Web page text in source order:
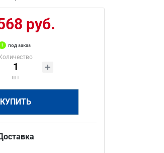
руб.
под заказ
Количество
шт
КУПИТЬ